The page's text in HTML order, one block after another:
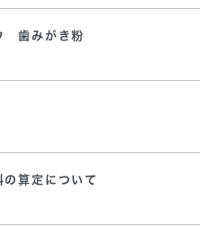
歯みがき粉
の算定について